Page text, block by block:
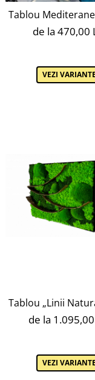
Tablou
de la 470,00
VEZI VARIANTE
Tablou „Linii
de la
VEZI VARIANTE